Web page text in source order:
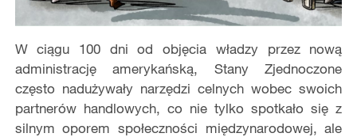
W ciągu 100 dni od objęcia władzy przez nową
administrację amerykańską, Stany Zjednoczone
często nadużywały narzędzi celnych wobec swoich
partnerów handlowych, co nie tylko spotkało się z
silnym oporem społeczności międzynarodowej, ale